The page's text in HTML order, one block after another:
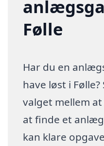
Følle
Har du en
have løst i
valget mellem
at finde et
kan klare